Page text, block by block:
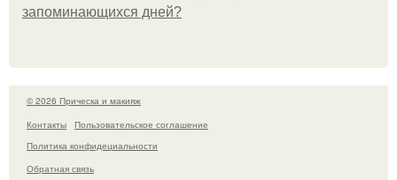
запоминающихся дней?
© 2026 Прическа и макияж
Контакты
Пользовательское соглашение
Политика конфидециальности
Обратная связь